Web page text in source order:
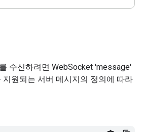
수신하려면 WebSocket 'message'
지원되는 서버 메시지의 정의에 따라